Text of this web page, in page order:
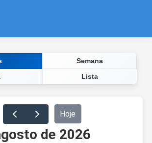
Semana
Lista
Hoje
de 2026